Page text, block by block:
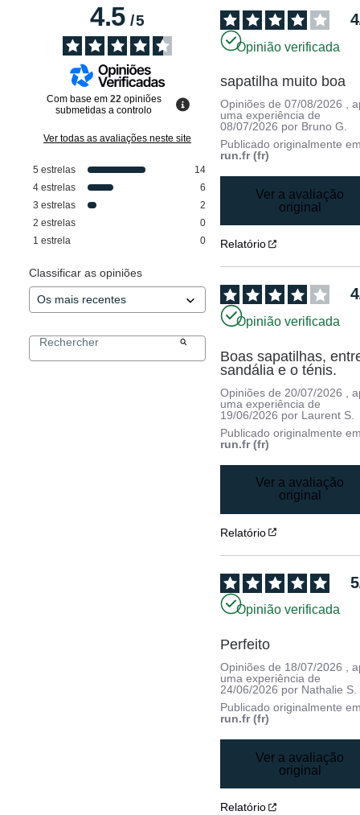
4.5/5
Com base em 22 opiniões
submetidas a controlo
Ver todas as avaliações neste site
5 estrelas
14
4 estrelas
6
3 estrelas
2
2 estrelas
0
1 estrela 0
Classificar as opiniões
4
Opinião verificada
sapatilha muito boa
Opiniões de07/08/2026
,
uma experiência de
08/07/2026 por Bruno G.
Publicado originalmente
run.fr (fr)
Ver a avaliação
original
Relatório
4
Opinião verificada
Boas sapatilhas,
sandália e o ténis.
Opiniões de 20/07/2026
,
uma experiência de
19/06/2026 por Laurent S.
Publicado originalmente
run.fr (fr)
Ver a avaliação
original
Relatório
5
Opinião verificada
Perfeito
Opiniões de 18/07/2026
,
uma experiência de
24/06/2026 por Nathalie S.
Publicado originalmente
run.fr (fr)
Ver a avaliação
original
Relatório